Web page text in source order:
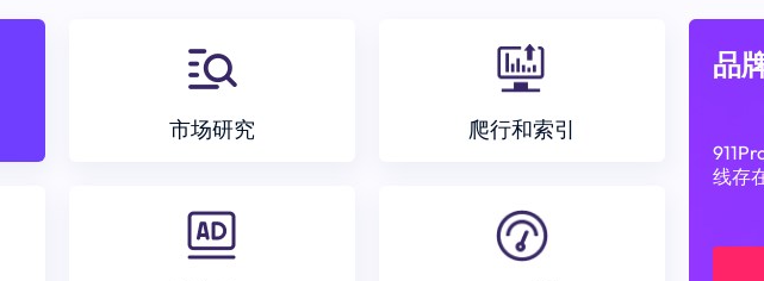
市场研究 爬行和索引
品
线存